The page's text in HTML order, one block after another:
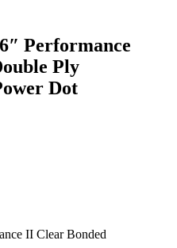
Performance
Ply
Dot
II Clear Bonded